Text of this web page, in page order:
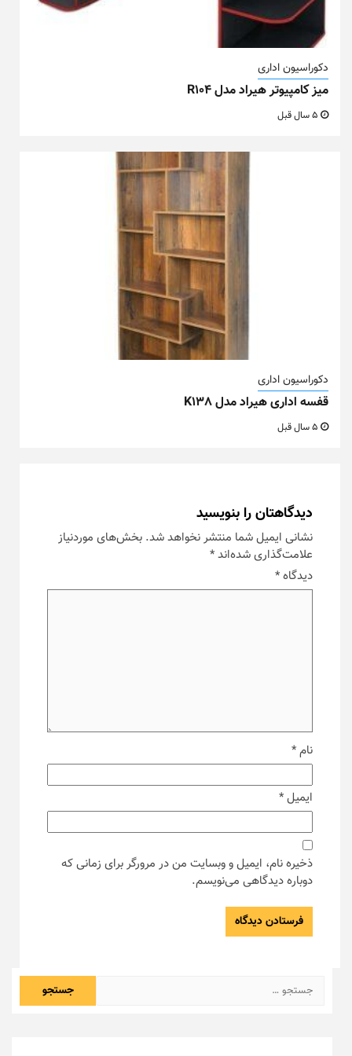
دکوراسیون اداری
میز کامپیوتر هیراد مدل R104
دکوراسیون اداری
قفسه اداری هیراد مدل K138
دیدگاهتان را بنویسید
نشانی ایمیل شما منتشر نخواهد شد. بخش‌های موردنیاز
علامت‌گذاری شده‌اند*
دیدگاه*
نام*
ایمیل*
ذخیره نام، ایمیل و وبسایت من در مرورگر برای زمانی که
دوباره دیدگاهی می‌نویسم.
جستجو
برای: